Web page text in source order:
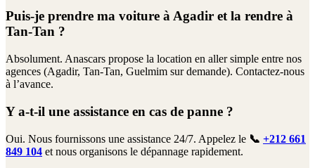
Puis-je prendre ma voiture à Agadir et la rendre à
Tan-Tan ?
Absolument. Anascars propose la location en aller simple entre nos
agences (Agadir, Tan-Tan, Guelmim sur demande). Contactez-nous
à l’avance.
Y a-t-il une assistance en cas de panne ?
Oui. Nous fournissons une assistance 24/7. Appelez le 📞 +212 661
849 104 et nous organisons le dépannage rapidement.